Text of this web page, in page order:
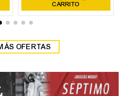
CARRITO
OFERTAS